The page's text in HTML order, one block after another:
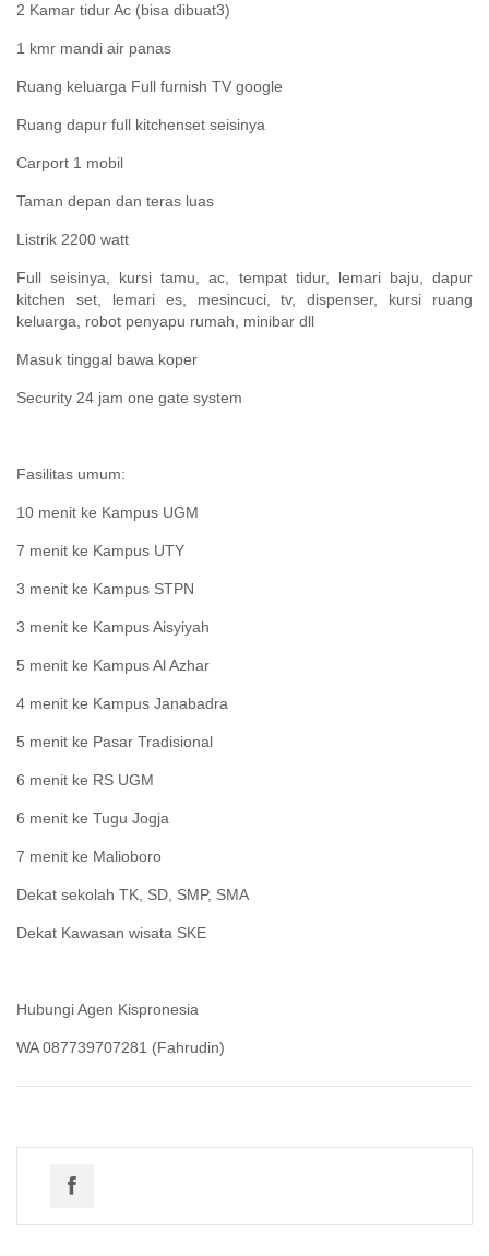
2 Kamar tidur Ac (bisa dibuat3)
1 kmr mandi air panas
Ruang keluarga Full furnish TV google
Ruang dapur full kitchenset seisinya
Carport 1 mobil
Taman depan dan teras luas
Listrik 2200 watt
Full seisinya, kursi tamu, ac, tempat tidur, lemari baju, dapur
kitchen set, lemari es, mesincuci, tv, dispenser, kursi ruang
keluarga, robot penyapu rumah, minibar dll
Masuk tinggal bawa koper
Security 24 jam one gate system
Fasilitas umum:
10 menit ke Kampus UGM
7 menit ke Kampus UTY
3 menit ke Kampus STPN
3 menit ke Kampus Aisyiyah
5 menit ke Kampus Al Azhar
4 menit ke Kampus Janabadra
5 menit ke Pasar Tradisional
6 menit ke RS UGM
6 menit ke Tugu Jogja
7 menit ke Malioboro
Dekat sekolah TK, SD, SMP, SMA
Dekat Kawasan wisata SKE
Hubungi Agen Kispronesia
WA 087739707281 (Fahrudin)